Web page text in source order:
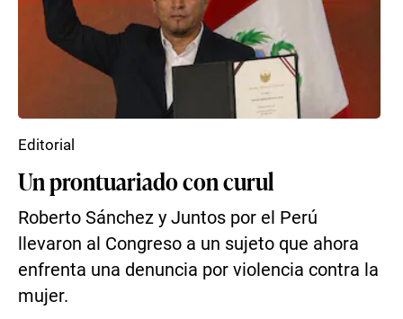
Un prontuariado con curul
Roberto Sánchez y Juntos por el Perú
llevaron al Congreso a un sujeto que ahora
enfrenta una denuncia por violencia contra la
mujer.
Editorial